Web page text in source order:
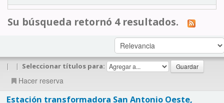
Su búsqueda retornó 4 resultados.
| | Seleccionar títulos para:
Hacer reserva
Estación transformadora San Antonio Oeste,